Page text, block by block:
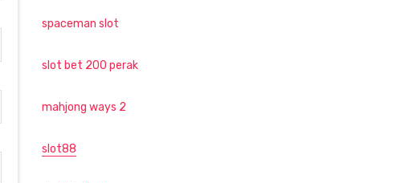
spaceman slot
slot bet 200 perak
mahjong ways 2
slot88